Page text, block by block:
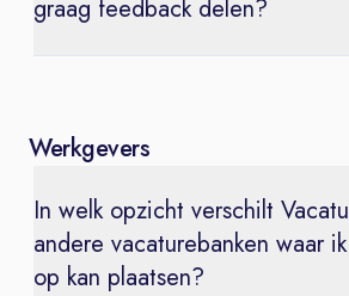
graag feedback delen?
Werkgevers
In welk opzicht verschilt
andere vacaturebanken waar
op kan plaatsen?